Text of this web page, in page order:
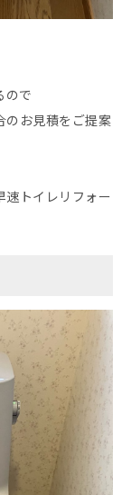
ので
のお見積をご提案
速トイレリフォー